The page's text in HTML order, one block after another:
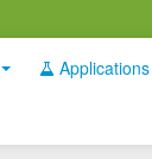
Applications